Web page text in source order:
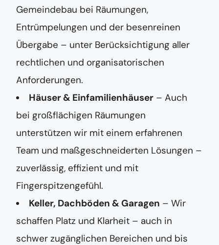
Gemeindebau bei Räumungen,
Entrümpelungen und der besenreinen
Übergabe – unter Berücksichtigung aller
rechtlichen und organisatorischen
Anforderungen.
Häuser & Einfamilienhäuser – Auch
bei großflächigen Räumungen
unterstützen wir mit einem erfahrenen
Team und maßgeschneiderten Lösungen –
zuverlässig, effizient und mit
Fingerspitzengefühl.
Keller, Dachböden & Garagen – Wir
schaffen Platz und Klarheit – auch in
schwer zugänglichen Bereichen und bis